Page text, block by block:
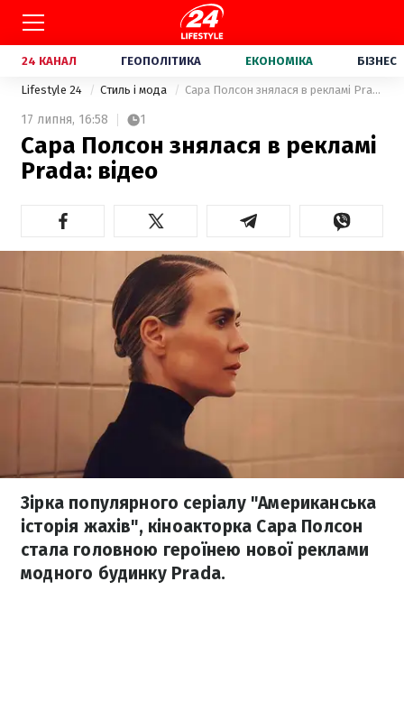
24 КАНАЛ ГЕОПОЛІТИКА ЕКОНОМІКА БІЗНЕС
Lifestyle 24 Стиль і мода Сара Полсон знялася в рекламі Prada: відео
17 липня, 16:58 1
Сара Полсон знялася в рекламі
Prada: відео
Зірка популярного серіалу "Американська
історія жахів", кіноакторка Сара Полсон
стала головною героїнею нової реклами
модного будинку Prada.